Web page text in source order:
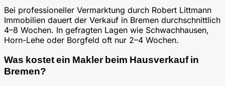
Bei professioneller Vermarktung durch Robert Littmann
Immobilien dauert der Verkauf in Bremen durchschnittlich
4–8 Wochen. In gefragten Lagen wie Schwachhausen,
Horn-Lehe oder Borgfeld oft nur 2–4 Wochen.
Was kostet ein Makler beim Hausverkauf in
Bremen?